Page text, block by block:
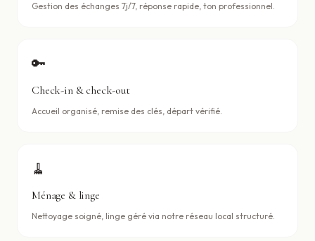
Gestion des échanges 7j/7, réponse rapide, ton professionnel.
🔑
Check-in & check-out
Accueil organisé, remise des clés, départ vérifié.
🧹
Ménage & linge
Nettoyage soigné, linge géré via notre réseau local structuré.